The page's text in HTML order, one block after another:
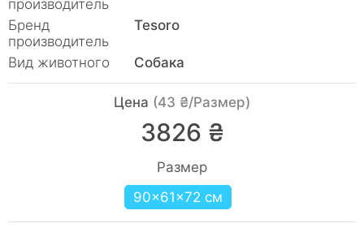
производитель
Бренд
производитель
Tesoro
Вид животного Собака
Цена (43 ₴/Размер)
3826 ₴
Размер
90×61×72 см